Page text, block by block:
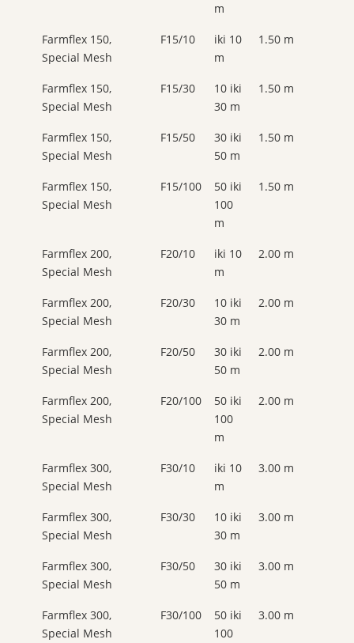
m
Farmflex 150,
Special Mesh
F15/10
iki 10
m
1.50 m
Farmflex 150,
Special Mesh
F15/30
10 iki
30 m
1.50 m
Farmflex 150,
Special Mesh
F15/50
30 iki
50 m
1.50 m
Farmflex 150,
Special Mesh
F15/100
50 iki
100
m
1.50 m
Farmflex 200,
Special Mesh
F20/10
iki 10
m
2.00 m
Farmflex 200,
Special Mesh
F20/30
10 iki
30 m
2.00 m
Farmflex 200,
Special Mesh
F20/50
30 iki
50 m
2.00 m
Farmflex 200,
Special Mesh
F20/100
50 iki
100
m
2.00 m
Farmflex 300,
Special Mesh
F30/10
iki 10
m
3.00 m
Farmflex 300,
Special Mesh
F30/30
10 iki
30 m
3.00 m
Farmflex 300,
Special Mesh
F30/50
30 iki
50 m
3.00 m
Farmflex 300,
Special Mesh
F30/100
50 iki
100
3.00 m